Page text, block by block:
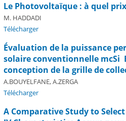
Le Photovoltaïque : à quel
M. HADDADI
Télécharger
Évaluation de la puissance
solaire conventionnelle mc­Si
conception de la grille de
A.BOUYELFANE, A.ZERGA
Télécharger
A Comparative Study to